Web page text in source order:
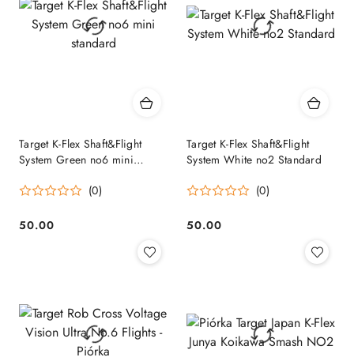
Target K-Flex Shaft&Flight
System Green no6 mini
(0)
Cena:
50.00
Target K-Flex Shaft&Flight
System White no2 Standard
(0)
Cena:
50.00